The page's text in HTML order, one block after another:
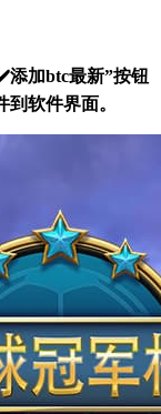
添加btc最新”按钮
软件界面。